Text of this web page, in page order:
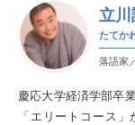
立
たてか
落語家
慶応大学経済学部卒
「エリートコース